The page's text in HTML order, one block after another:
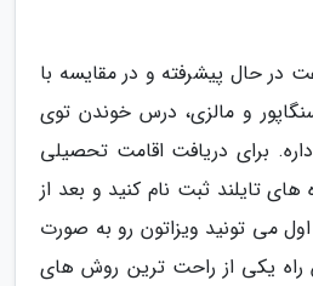
در حال پیشرفته و در مقایسه با
و مالزی، درس خوندن توی
برای دریافت اقامت تحصیلی
تایلند ثبت نام کنید و بعد از
3 ماهه اول می تونید ویزاتون رو به صورت
راه یکی از راحت ترین روش های